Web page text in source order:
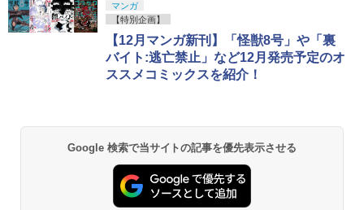
マンガ
【特別企画】
【12月マンガ新刊】「怪獣8号」や「裏
バイト:逃亡禁止」など12月発売予定のオ
ススメコミックスを紹介！
Google 検索で当サイトの記事を優先表示させる